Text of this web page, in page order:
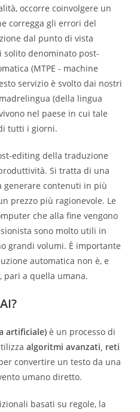
occorre coinvolgere un
corregga gli errori del
dal punto di vista
solito denominato post-
(MTPE - machine
servizio è svolto dai nostri
(della lingua
nel paese in cui tale
tutti i giorni.
editing della traduzione
Si tratta di una
generare contenuti in più
prezzo più ragionevole. Le
che alla fine vengono
sono molto utili in
grandi volumi. È importante
automatica non è, e
pari a quella umana.
artificiale) è un processo di
algoritmi avanzati, reti
convertire un testo da una
umano diretto.
basati su regole, la